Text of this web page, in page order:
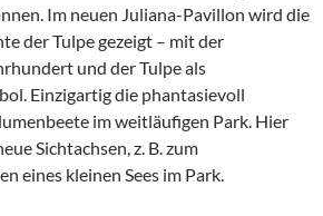
Im neuen Juliana-Pavillon wird die
der Tulpe gezeigt – mit der
und der Tulpe als
Einzigartig die phantasievoll
im weitläufigen Park. Hier
Sichtachsen, z. B. zum
eines kleinen Sees im Park.